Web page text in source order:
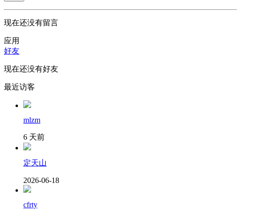
现在还没有留言
应用
好友
现在还没有好友
最近访客
mlzm
6 天前
定天山
2026-06-18
cfrty